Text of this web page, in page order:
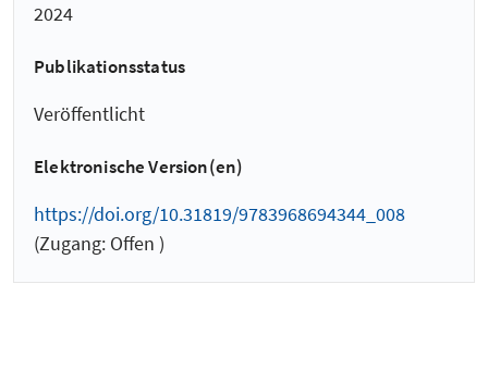
2024
Publikationsstatus
Veröffentlicht
Elektronische Version(en)
https://doi.org/10.31819/9783968694344_008
(Zugang: Offen )